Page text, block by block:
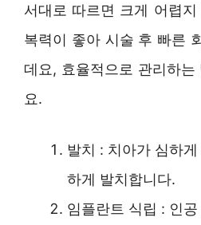
서대로 따르면 크게 어렵
복력이 좋아 시술 후 빠른
데요, 효율적으로 관리하는
요.
발치 : 치아가 심하
하게 발치합니다.
임플란트 식립 : 인